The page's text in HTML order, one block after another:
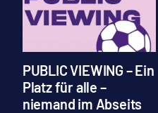
PUBLIC VIEWING – Ein
Platz für alle –
niemand im Abseits